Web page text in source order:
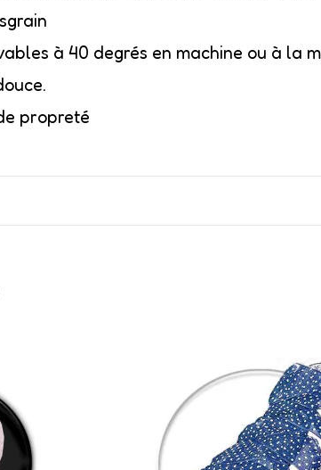
à 40 degrés en machine ou à la
propreté